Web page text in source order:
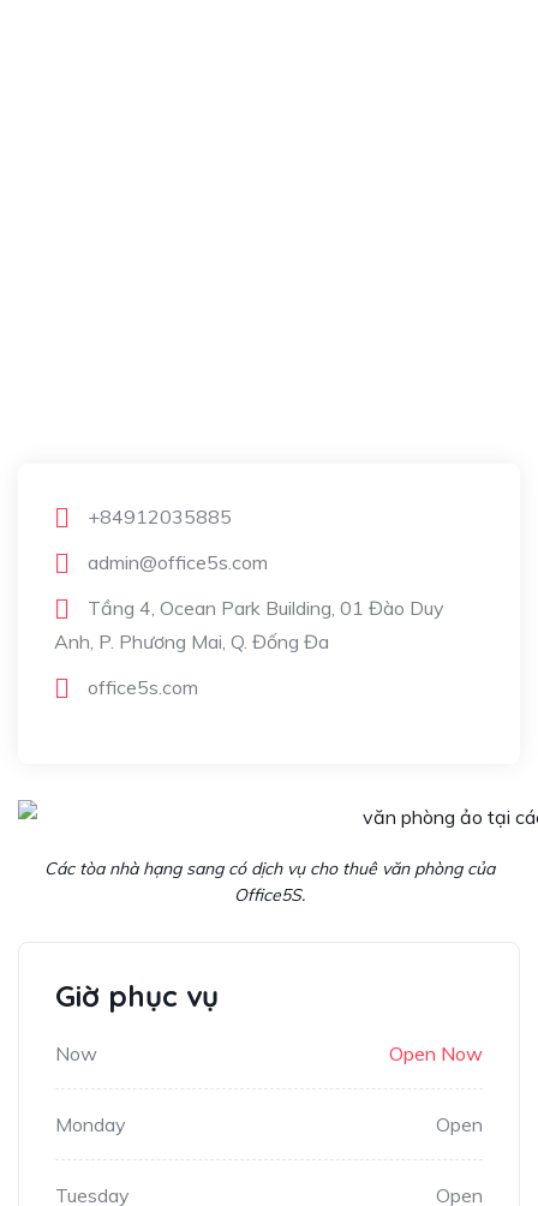
+84912035885
admin@office5s.com
Tầng 4, Ocean Park Building, 01 Đào Duy
Anh, P. Phương Mai, Q. Đống Đa
office5s.com
Các tòa nhà hạng sang có dịch vụ cho thuê văn phòng của
Office5S.
Giờ phục vụ
Now Open Now
Monday Open
Tuesday Open